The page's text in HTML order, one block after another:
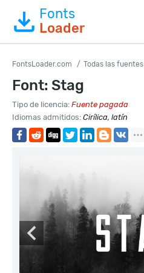
Fonts
Loader
FontsLoader.com Todas las fuentes
Font: Stag
Tipo de licencia: Fuente pagada
Idiomas admitidos: Cirílica, latín